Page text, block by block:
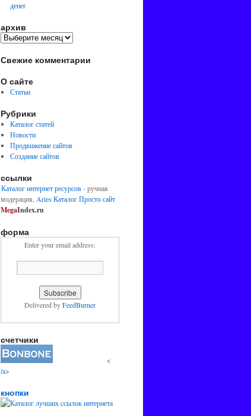
денег
архив
Свежие комментарии
О сайте
Статьи
Рубрики
Каталог статей
Новости
Продвижение сайтов
Создание сайтов
ссылки
Каталог интернет ресурсов- ручная
модерация, AriesКаталог Просто сайт
MegaIndex.ru
форма
Enter your email address:
Delivered byFeedBurner
счетчики
<
/a>
кнопки